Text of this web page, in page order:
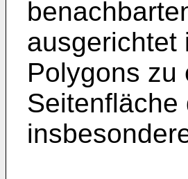
ausgerichtet
Polygons zu